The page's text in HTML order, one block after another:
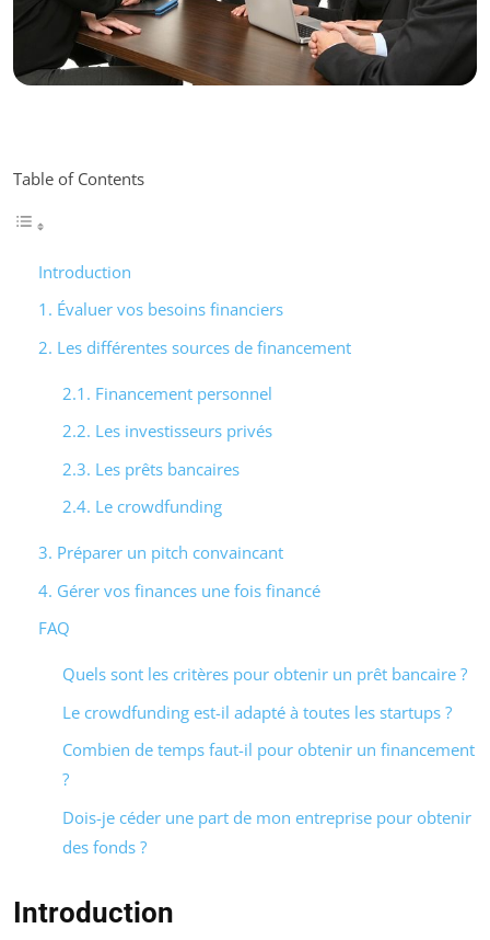
Table of Contents
Introduction
1. Évaluer vos besoins financiers
2. Les différentes sources de financement
2.1. Financement personnel
2.2. Les investisseurs privés
2.3. Les prêts bancaires
2.4. Le crowdfunding
3. Préparer un pitch convaincant
4. Gérer vos finances une fois financé
FAQ
Quels sont les critères pour obtenir un prêt bancaire ?
Le crowdfunding est-il adapté à toutes les startups ?
Combien de temps faut-il pour obtenir un financement
?
Dois-je céder une part de mon entreprise pour obtenir
des fonds ?
Introduction